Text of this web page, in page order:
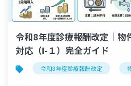
令和8年度診療報酬改定｜物
対応（Ⅰ-１）完全ガイド
令和8年度診療報酬改定